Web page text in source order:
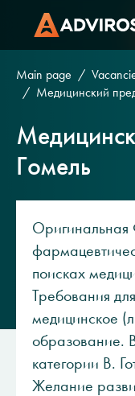
Main page
Медицинский
Гомель
Оригинальная
поисках
Требования
медицинское
образование.
категории B.
Желание